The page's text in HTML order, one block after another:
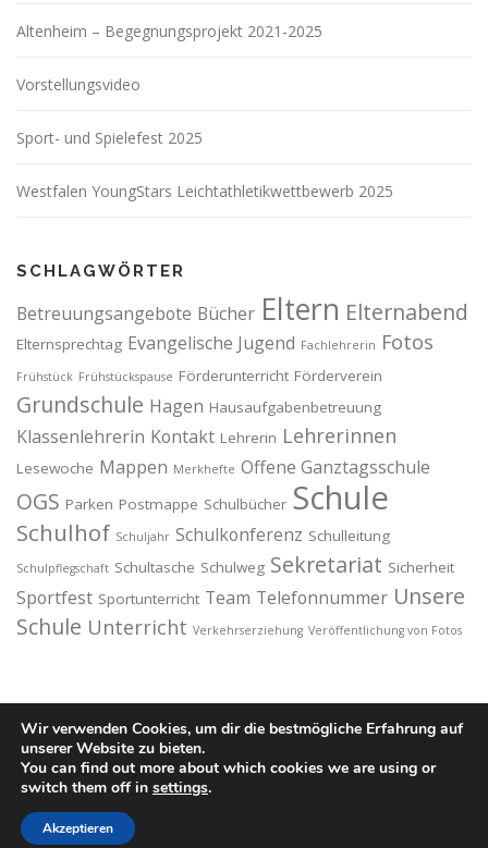
Altenheim – Begegnungsprojekt 2021-2025
Vorstellungsvideo
Sport- und Spielefest 2025
Westfalen YoungStars Leichtathletikwettbewerb 2025
SCHLAGWÖRTER
Betreuungsangebote Bücher Eltern Elternabend
Elternsprechtag Evangelische Jugend Fachlehrerin Fotos
Frühstück Frühstückspause Förderunterricht Förderverein
Grundschule Hagen Hausaufgabenbetreuung
Klassenlehrerin Kontakt Lehrerin Lehrerinnen
Lesewoche Mappen Merkhefte Offene Ganztagsschule
OGS Parken Postmappe Schulbücher Schule
Schulhof Schuljahr Schulkonferenz Schulleitung
Schulpflegschaft Schultasche Schulweg Sekretariat Sicherheit
Sportfest Sportunterricht Team Telefonnummer Unsere
Schule Unterricht Verkehrserziehung Veröffentlichung von Fotos
Copyright © 2026 Hermann-Löns-Schule
Theme
Wir verwenden Cookies, um dir die bestmögliche Erfahrung auf
unserer Website zu bieten.
You can find out more about which cookies we are using or
switch them off in settings.
Akzeptieren